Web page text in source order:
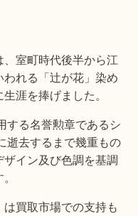
室町時代後半から江
れる「辻が花」染め
涯を捧げました。
する名誉勲章であるシ
逝去するまで幾重もの
イン及び色調を基調
買取市場での支持も